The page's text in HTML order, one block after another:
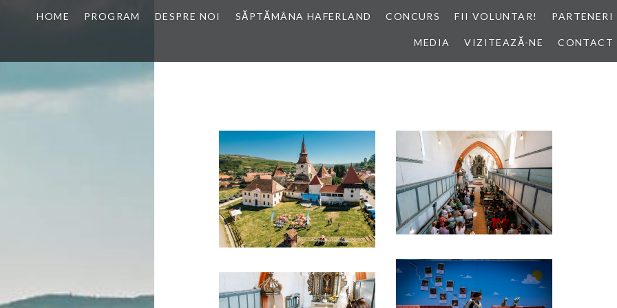
HOME PROGRAM DESPRE NOI SĂPTĂMÂNA HAFERLAND CONCURS FII VOLUNTAR! PARTENERI
MEDIA VIZITEAZĂ-NE CONTACT